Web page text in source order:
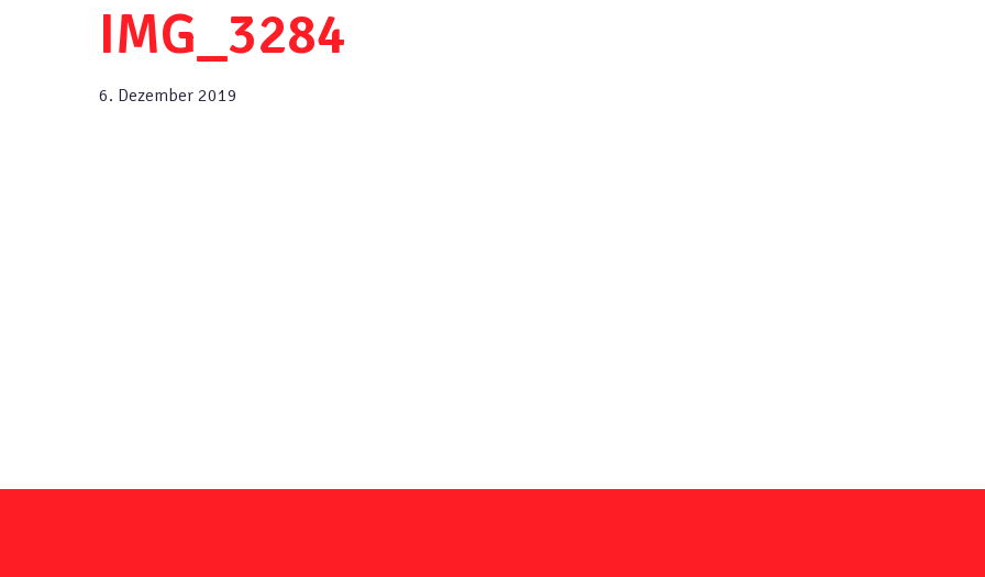
IMG_3284
6. Dezember 2019